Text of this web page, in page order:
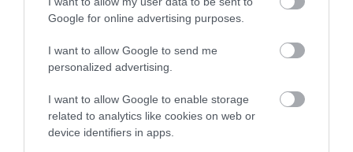
Google for online advertising purposes.
I want to allow Google to send me
personalized advertising.
I want to allow Google to enable storage
related to analytics like cookies on web or
device identifiers in apps.
2026. augusztus 07|Környék ügye
ZÁPOROK, ZIVATAROK KIALAKULHATNAK
2026. augusztus 07